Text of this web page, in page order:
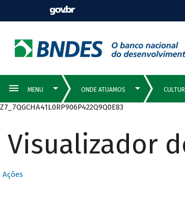
Z7_7QGCHA41L0RP906P422Q9Q0E83
Visualizador
Ações